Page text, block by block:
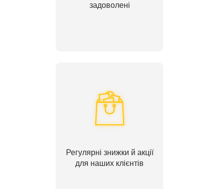
задоволені
Регулярні знижки й акції
для наших клієнтів